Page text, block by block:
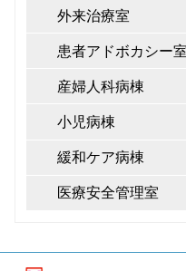
外来治療室
患者アドボカシー室
産婦人科病棟
小児病棟
緩和ケア病棟
医療安全管理室